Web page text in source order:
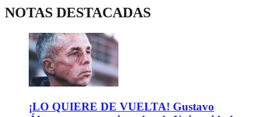
NOTAS DESTACADAS
¡LO QUIERE DE VUELTA! Gustavo